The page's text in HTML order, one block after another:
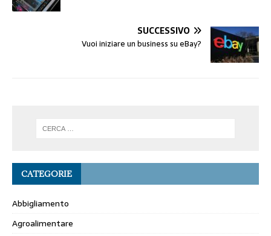
SUCCESSIVO
Vuoi iniziare un business su eBay?
CATEGORIE
Abbigliamento
Agroalimentare